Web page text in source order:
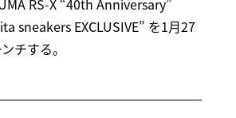
RS-X “40th Anniversary”
sneakers EXCLUSIVE” を1月27
チする。